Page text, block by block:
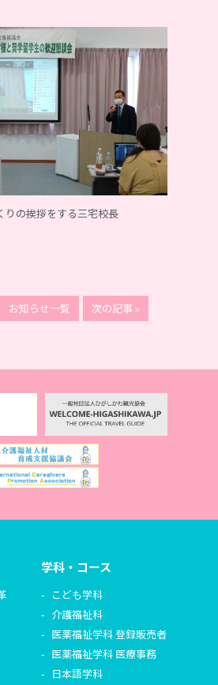
りの挨拶をする三宅校長
お知らせ一覧 次の記事 »
学科・コース
こども学科
介護福祉科
医薬福祉学科 登録販売者
医薬福祉学科 医療事務
日本語学科